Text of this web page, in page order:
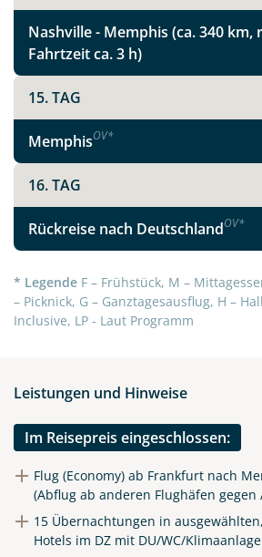
Nashville - Memphis (ca. 340 km,
Fahrtzeit ca. 3 h)
15. TAG
MemphisOV*
16. TAG
Rückreise nach DeutschlandOV*
* Legende F – Frühstück, M –
– Picknick, G – Ganztagesausflug, H –
Inclusive, LP - Laut Programm
Leistungen und Hinweise
Im Reisepreis eingeschlossen:
Flug (Economy) ab Frankfurt nach
(Abflug ab anderen Flughäfen
15 Übernachtungen in
Hotels im DZ mit DU/WC/Klimaanlage